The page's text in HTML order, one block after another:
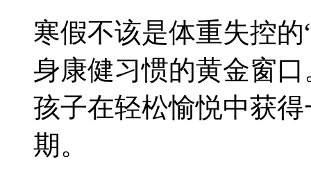
寒假不该是体重失控
身康健习惯的黄金窗
孩子在轻松愉悦中获
期。